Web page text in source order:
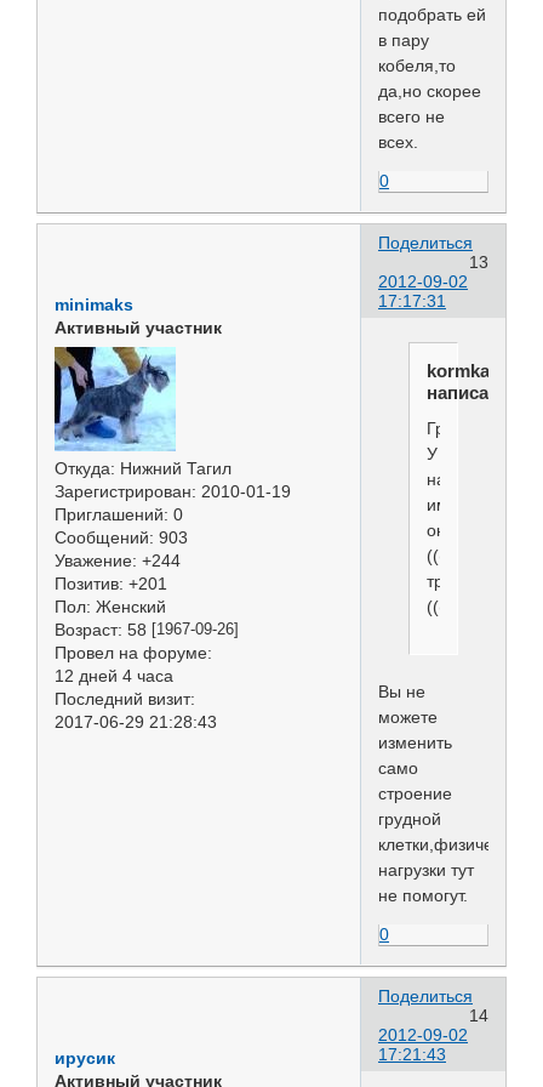
подобрать ей
в пару
кобеля,то
да,но скорее
всего не
всех.
0
Поделиться
13
2012-09-02
17:17:31
minimaks
Активный участник
Откуда: Нижний Тагил
Зарегистрирован: 2010-01-19
Приглашений: 0
Сообщений: 903
Уважение: +244
Позитив: +201
Пол: Женский
Возраст: 58 [1967-09-26]
Провел на форуме:
12 дней 4 часа
Последний визит:
2017-06-29 21:28:43
kormkazan
написал(а):
Грустно.
У
нас
именно
он...
(((
треугольник...
((((
Вы не
можете
изменить
само
строение
грудной
клетки,физические
нагрузки тут
не помогут.
0
Поделиться
14
2012-09-02
17:21:43
ирусик
Активный участник